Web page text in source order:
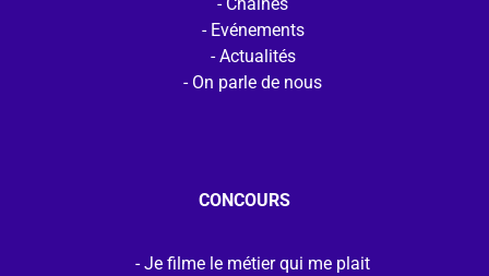
Evénements
Actualités
On parle de nous
CONCOURS
Je filme le métier qui me plait